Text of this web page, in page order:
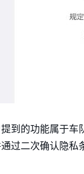
到的功能属于
过二次确认隐私